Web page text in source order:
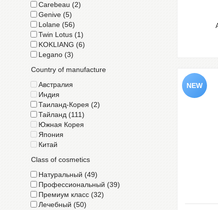
Carebeau (2)
Genive (5)
Lolane (56)
Twin Lotus (1)
KOKLIANG (6)
Legano (3)
Country of manufacture
Австралия
Индия
Таиланд-Корея (2)
Тайланд (111)
Южная Корея
Япония
Китай
Class of cosmetics
Натуральный (49)
Профессиональный (39)
Премиум класс (32)
Лечебный (50)